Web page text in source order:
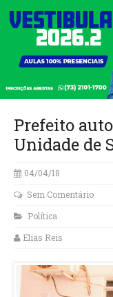
Prefeito
Unidade de
04/04/18
Sem Comentário
Política
Elias Reis